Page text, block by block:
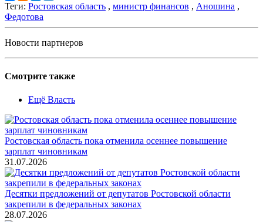
Теги: Ростовская область , министр финансов , Аношина ,
Федотова
Новости партнеров
Смотрите также
Ещё Власть
Ростовская область пока отменила осеннее повышение
зарплат чиновникам
31.07.2026
Десятки предложений от депутатов Ростовской области
закрепили в федеральных законах
28.07.2026